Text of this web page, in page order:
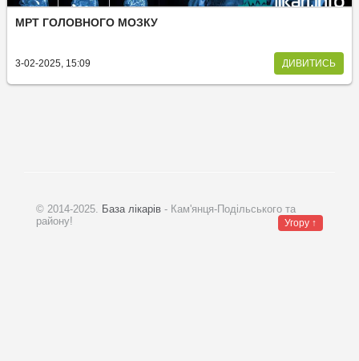
МРТ ГОЛОВНОГО МОЗКУ
3-02-2025, 15:09 ДИВИТИСЬ
© 2014-2025. База лікарів - Кам'янця-Подільського та
району!
Угору ↑